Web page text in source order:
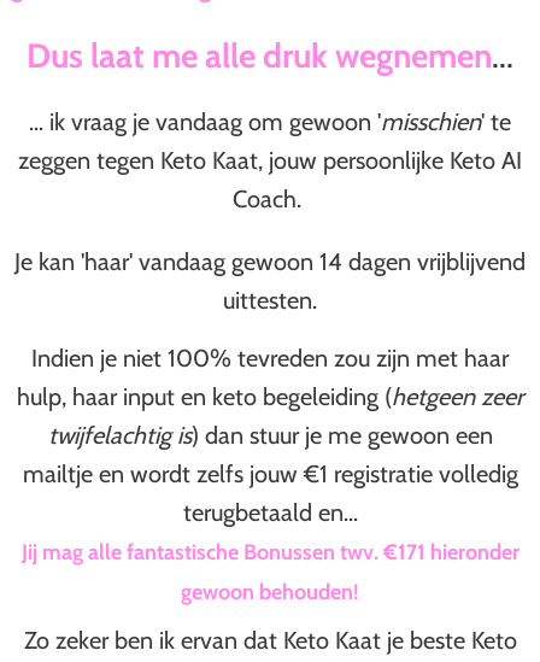
Dus laat me alle druk wegnemen...
... ik vraag je vandaag om gewoon 'misschien' te
zeggen tegen Keto Kaat, jouw persoonlijke Keto AI
Coach.
Je kan 'haar' vandaag gewoon 14 dagen vrijblijvend
uittesten.
Indien je niet 100% tevreden zou zijn met haar
hulp, haar input en keto begeleiding (hetgeen zeer
twijfelachtig is) dan stuur je me gewoon een
mailtje en wordt zelfs jouw €1 registratie volledig
terugbetaald en...
Jij mag alle fantastische Bonussen twv. €171 hieronder
gewoon behouden!
Zo zeker ben ik ervan dat Keto Kaat je beste Keto